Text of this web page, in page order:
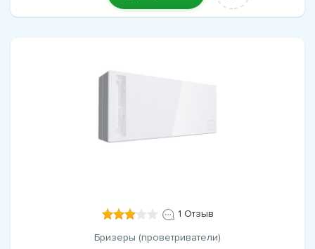
1 Отзыв
Бризеры (проветриватели)